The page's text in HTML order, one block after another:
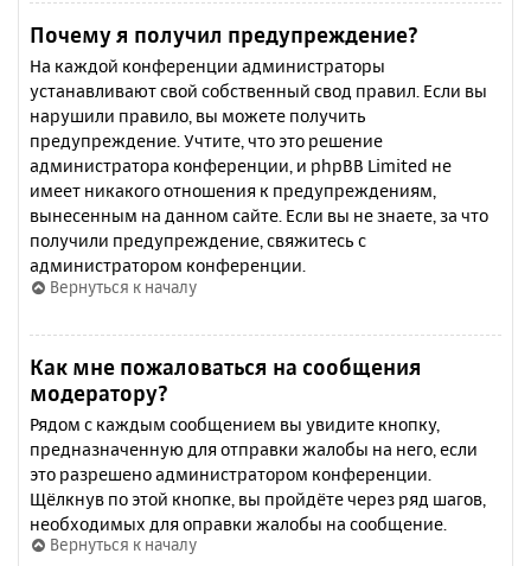
Почему я получил предупреждение?
На каждой конференции администраторы
устанавливают свой собственный свод правил. Если вы
нарушили правило, вы можете получить
предупреждение. Учтите, что это решение
администратора конференции, и phpBB Limited не
имеет никакого отношения к предупреждениям,
вынесенным на данном сайте. Если вы не знаете, за что
получили предупреждение, свяжитесь с
администратором конференции.
Вернуться к началу
Как мне пожаловаться на сообщения
модератору?
Рядом с каждым сообщением вы увидите кнопку,
предназначенную для отправки жалобы на него, если
это разрешено администратором конференции.
Щёлкнув по этой кнопке, вы пройдёте через ряд шагов,
необходимых для оправки жалобы на сообщение.
Вернуться к началу